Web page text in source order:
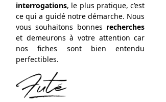
interrogations, le plus pratique, c’est
ce qui a guidé notre démarche. Nous
vous souhaitons bonnes recherches
et demeurons à votre attention car
nos fiches sont bien entendu
perfectibles.